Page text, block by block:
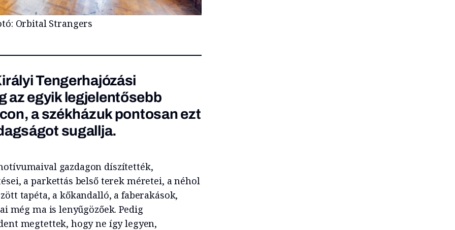
Orbital Strangers
Tengerhajózási
az egyik legjelentősebb
a székházuk pontosan ezt
sugallja.
gazdagon díszítették,
a parkettás belső terek méretei, a néhol
tapéta, a kőkandalló, a faberakások,
még ma is lenyűgözőek. Pedig
megtettek, hogy ne így legyen,